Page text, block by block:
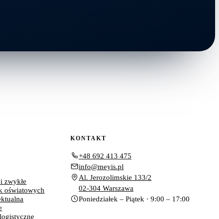
zwykłe
oświatowych
KONTAKT
+48 692 413 475
info@meyis.pl
Al. Jerozolimskie 133/2
02-304 Warszawa
Poniedziałek – Piątek · 9:00 – 17:00